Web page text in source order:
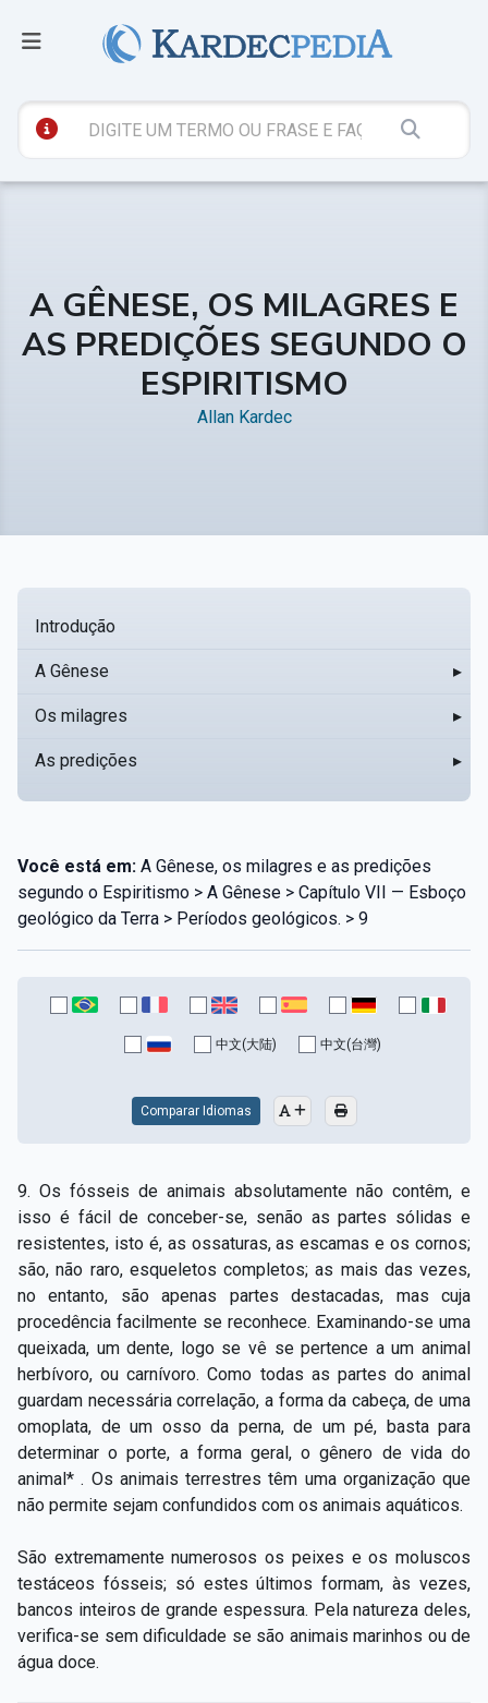
A GÊNESE, OS MILAGRES E
AS PREDIÇÕES SEGUNDO O
ESPIRITISMO
Allan Kardec
Introdução
A Gênese ▸
Os milagres ▸
As predições ▸
Você está em: A Gênese, os milagres e as predições
segundo o Espiritismo > A Gênese > Capítulo VII — Esboço
geológico da Terra > Períodos geológicos. > 9
中文(大陆) 中文(台灣)
Comparar Idiomas
9. Os fósseis de animais absolutamente não contêm, e
isso é fácil de conceber­-se, senão as partes sólidas e
resistentes, isto é, as ossaturas, as escamas e os cornos;
são, não raro, esqueletos completos; as mais das vezes,
no entanto, são apenas partes destacadas, mas cuja
procedência facilmente se reconhece. Examinando-­se uma
queixada, um dente, logo se vê se pertence a um animal
herbívoro, ou carnívoro. Como todas as partes do animal
guardam necessária correlação, a forma da cabeça, de uma
omoplata, de um osso da perna, de um pé, basta para
determinar o porte, a forma geral, o gênero de vida do
animal* . Os animais terrestres têm uma organização que
não permite sejam confundidos com os animais aquáticos.
São extremamente numerosos os peixes e os moluscos
testáceos fósseis; só estes últimos formam, às vezes,
bancos inteiros de grande espessura. Pela natureza deles,
verifica-­se sem dificuldade se são animais marinhos ou de
água doce.